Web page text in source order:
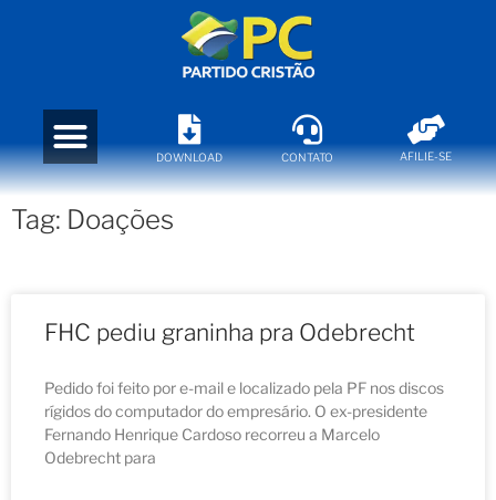
DOWNLOAD CONTATO AFILIE-SE
Tag: Doações
FHC pediu graninha pra Odebrecht
Pedido foi feito por e-mail e localizado pela PF nos discos
rígidos do computador do empresário. O ex-presidente
Fernando Henrique Cardoso recorreu a Marcelo
Odebrecht para